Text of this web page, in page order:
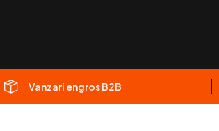
Vanzari engros B2B